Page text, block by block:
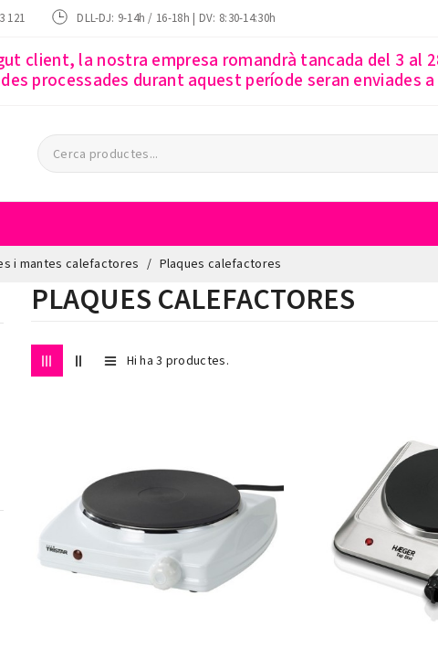
121 DLL-DJ: 9-14h / 16-18h | DV: 8:30-14:30h
client, la nostra empresa romandrà tancada del 3 al
processades durant aquest període seran enviades
i mantes calefactores Plaques calefactores
PLAQUES CALEFACTORES
Hi ha 3 productes.